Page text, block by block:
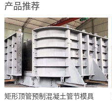
产品推荐
矩形顶管预制混凝土管节模具